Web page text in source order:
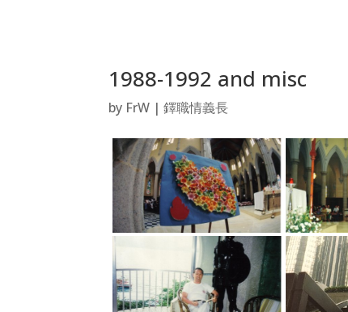
1988-1992 and misc
by FrW |鐸職情義長